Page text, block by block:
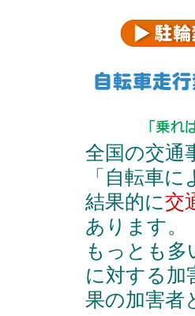
全国の交通
「自転車
結果的に交
あります。
もっとも多
に対する加
果の加害者